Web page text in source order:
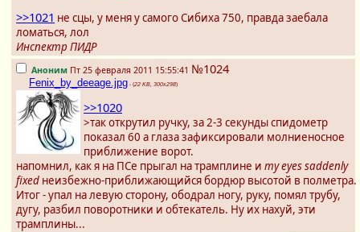
>>1021 не сцы, у меня у самого Сибиха 750, правда заебала
ломаться, лол
Инспектр ПИДР
Аноним Пт 25 февраля 2011 15:55:41 №1024
Fenix_by_deeage.jpg - (22 KB, 300x298)
>>1020
>так открутил ручку, за 2-3 секунды спидометр
показал 60 а глаза зафиксировали молниеносное
приближение ворот.
напомнил, как я на ПСе прыгал на трамплине и my eyes saddenly
fixed неизбежно-приближающийся бордюр высотой в полметра.
Итог - упал на левую сторону, ободрал ногу, руку, помял трубу,
дугу, разбил поворотники и обтекатель. Ну их нахуй, эти
трамплины...